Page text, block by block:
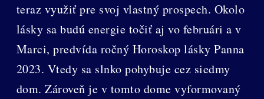
teraz využiť pre svoj vlastný prospech. Okolo
lásky sa budú energie točiť aj vo februári a v
Marci, predvída ročný Horoskop lásky Panna
2023. Vtedy sa slnko pohybuje cez siedmy
dom. Zároveň je v tomto dome vyformovaný